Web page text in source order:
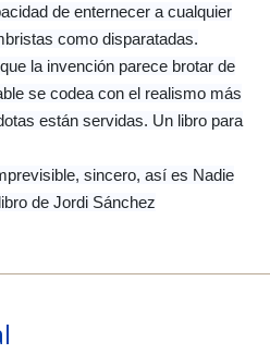
de enternecer a cualquier
como disparatadas.
la invención parece brotar de
se codea con el realismo más
están servidas. Un libro para
sincero, así es Nadie
de Jordi Sánchez